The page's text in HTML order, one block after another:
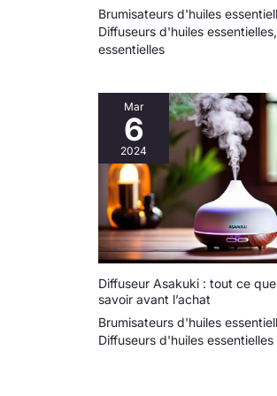
Brumisateurs d'huiles
Diffuseurs d'huiles essentielles,
essentielles
Mar
6
2024
Diffuseur Asakuki : tout ce
savoir avant l’achat
Brumisateurs d'huiles
Diffuseurs d'huiles essentielles